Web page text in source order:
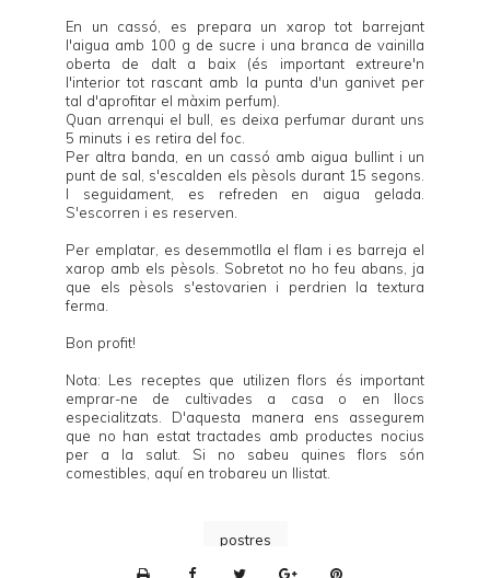
En un cassó, es prepara un xarop tot barrejant
l'aigua amb 100 g de sucre i una branca de vainilla
oberta de dalt a baix (és important extreure'n
l'interior tot rascant amb la punta d'un ganivet per
tal d'aprofitar el màxim perfum).
Quan arrenqui el bull, es deixa perfumar durant uns
5 minuts i es retira del foc.
Per altra banda, en un cassó amb aigua bullint i un
punt de sal, s'escalden els pèsols durant 15 segons.
I seguidament, es refreden en aigua gelada.
S'escorren i es reserven.
Per emplatar, es desemmotlla el flam i es barreja el
xarop amb els pèsols. Sobretot no ho feu abans, ja
que els pèsols s'estovarien i perdrien la textura
ferma.
Bon profit!
Nota: Les receptes que utilizen flors és important
emprar-ne de cultivades a casa o en llocs
especialitzats. D'aquesta manera ens assegurem
que no han estat tractades amb productes nocius
per a la salut. Si no sabeu quines flors són
comestibles, aquíen trobareu un llistat.
postres